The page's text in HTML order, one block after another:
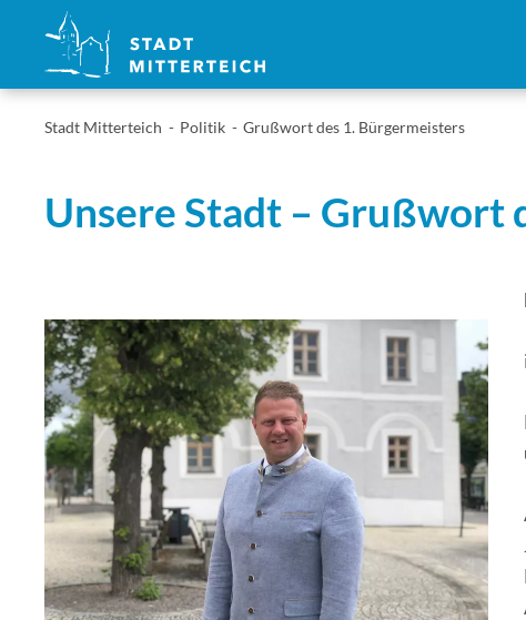
Stadt Mitterteich Politik Grußwort des 1. Bürgermeisters
Unsere Stadt – Grußwort